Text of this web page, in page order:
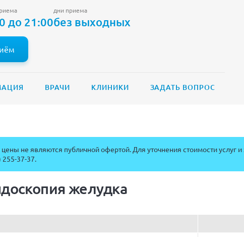
до 21:00
дни приема
без выходных
ВРАЧИ КЛИНИКИ ЗАДАТЬ ВОПРОС
не являются публичной офертой. Для уточнения стоимости услуг
255-37-37.
желудка